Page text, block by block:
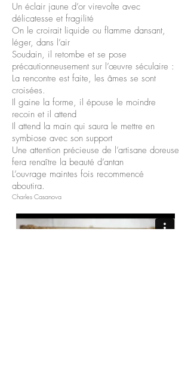
Un éclair jaune d’or virevolte avec
délicatesse et fragilité
On le croirait liquide ou flamme dansant,
léger, dans l’air
Soudain, il retombe et se pose
précautionneusement sur l’œuvre séculaire :
La rencontre est faite, les âmes se sont
croisées.
Il gaine la forme, il épouse le moindre
recoin et il attend
Il attend la main qui saura le mettre en
symbiose avec son support
Une attention précieuse de l’artisane doreuse
fera renaître la beauté d’antan
L’ouvrage maintes fois recommencé
aboutira.
Charles Casanova